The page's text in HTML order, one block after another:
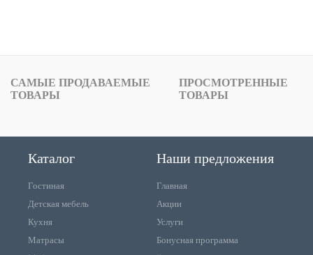
САМЫЕ ПРОДАВАЕМЫЕ
ТОВАРЫ
ПРОСМОТРЕННЫЕ
ТОВАРЫ
Каталог
Гостиная
Детская мебель
Кухня
Матрасы
Наши предложения
Главная
Акции
Услуги
Бонусная программа